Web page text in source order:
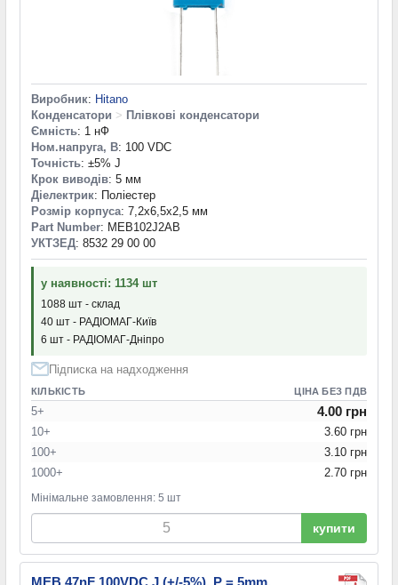
Виробник: Hitano
Конденсатори > Плівкові конденсатори
Ємність: 1 нФ
Ном.напруга, В: 100 VDC
Точність: ±5% J
Крок виводів: 5 мм
Діелектрик: Поліестер
Розмір корпуса: 7,2x6,5x2,5 мм
Part Number: MEB102J2AB
УКТЗЕД: 8532 29 00 00
у наявності: 1134 шт
1088 шт - склад
40 шт - РАДІОМАГ-Київ
6 шт - РАДІОМАГ-Дніпро
Підписка на надходження
КІЛЬКІСТЬ ЦІНА БЕЗ ПДВ
5+ 4.00 грн
10+
3.60 грн
100+
3.10 грн
1000+
2.70 грн
Мінімальне замовлення: 5 шт
купити